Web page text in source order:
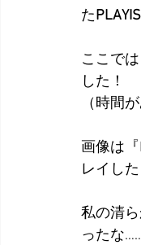
た
ここで
した！
（時間
画像は
レイした
私の清
ったな……